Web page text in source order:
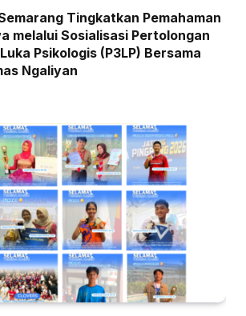
Tingkatkan Pemahaman
melalui Sosialisasi Pertolongan
Psikologis (P3LP) Bersama
Ngaliyan